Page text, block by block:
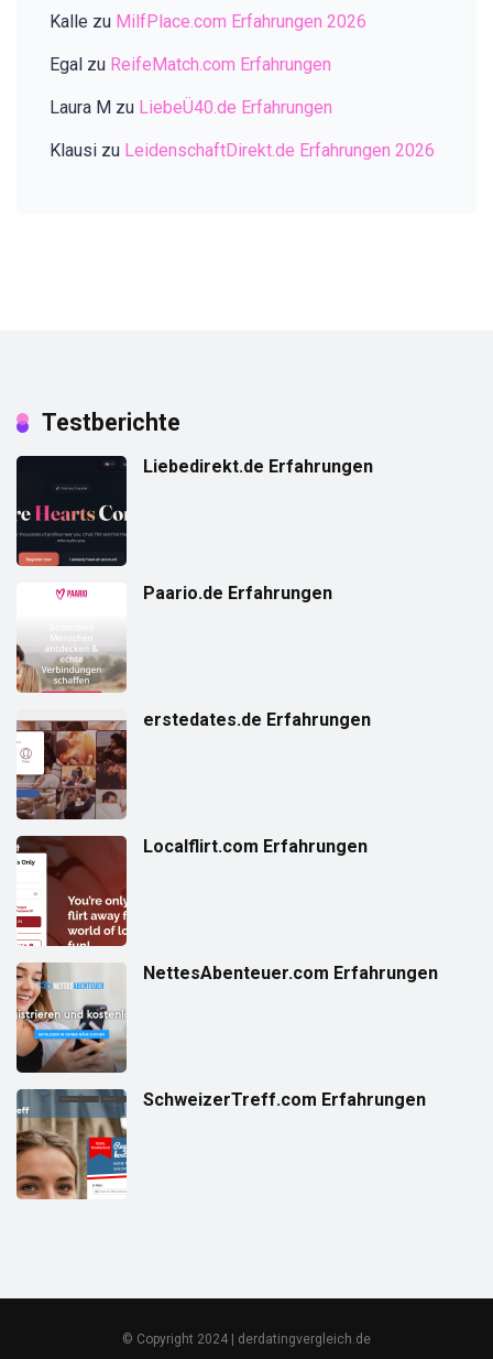
Kalle zu MilfPlace.com Erfahrungen 2026
Egal zu ReifeMatch.com Erfahrungen
Laura M zu LiebeÜ40.de Erfahrungen
Klausi zu LeidenschaftDirekt.de Erfahrungen 2026
Testberichte
Liebedirekt.de Erfahrungen
Paario.de Erfahrungen
erstedates.de Erfahrungen
Localflirt.com Erfahrungen
NettesAbenteuer.com Erfahrungen
SchweizerTreff.com Erfahrungen
© Copyright 2024 | derdatingvergleich.de